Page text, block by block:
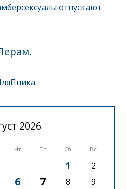
отпускают
2026
Чт Пт Сб Вс
1 2
6 7 8
9